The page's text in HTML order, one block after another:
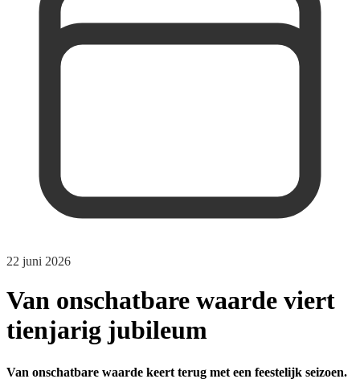
22 juni 2026
Van onschatbare waarde viert
tienjarig jubileum
Van onschatbare waarde keert terug met een feestelijk seizoen.